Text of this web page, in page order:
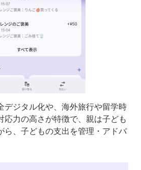
デジタル化や、海外旅行や留学時
応力の高さが特徴で、親は子ども
ら、子どもの支出を管理・アドバ